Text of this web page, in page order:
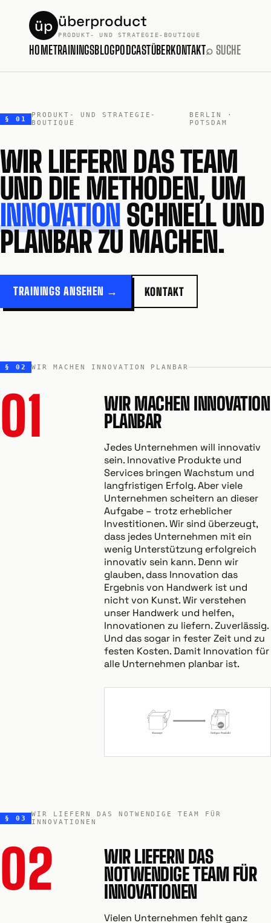
üp überproduct
PRODUKT- UND STRATEGIE-BOUTIQUE
HOMETRAININGSBLOGPODCASTÜBERKONTAKT⌕ SUCHE
§ 01
PRODUKT- UND STRATEGIE-
BOUTIQUE
BERLIN ·
POTSDAM
WIR LIEFERN DAS TEAM
UND DIE METHODEN, UM
INNOVATION SCHNELL UND
PLANBAR ZU MACHEN.
TRAININGS ANSEHEN → KONTAKT
§ 02 WIR MACHEN INNOVATION PLANBAR
01
WIR MACHEN INNOVATION
PLANBAR
Jedes Unternehmen will innovativ
sein. Innovative Produkte und
Services bringen Wachstum und
langfristigen Erfolg. Aber viele
Unternehmen scheitern an dieser
Aufgabe – trotz erheblicher
Investitionen. Wir sind überzeugt,
dass jedes Unternehmen mit ein
wenig Unterstützung erfolgreich
innovativ sein kann. Denn wir
glauben, dass Innovation das
Ergebnis von Handwerk ist und
nicht von Kunst. Wir verstehen
unser Handwerk und helfen,
Innovationen zu liefern. Zuverlässig.
Und das sogar in fester Zeit und zu
festen Kosten. Damit Innovation für
alle Unternehmen planbar ist.
§ 03
WIR LIEFERN DAS NOTWENDIGE TEAM FÜR
INNOVATIONEN
02
WIR LIEFERN DAS
NOTWENDIGE TEAM FÜR
INNOVATIONEN
Vielen Unternehmen fehlt ganz